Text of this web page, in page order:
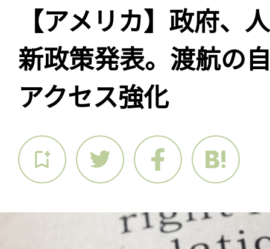
【アメリカ】政府、
新政策発表。渡航の
アクセス強化